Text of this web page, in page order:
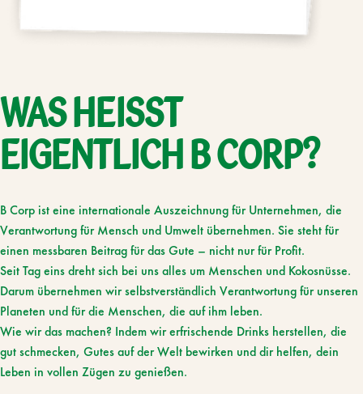
WASHEISST
EIGENTLICHBCORP?
B Corp ist eine internationale Auszeichnung für Unternehmen, die
Verantwortung für Mensch und Umwelt übernehmen. Sie steht für
einen messbaren Beitrag für das Gute – nicht nur für Profit.
Seit Tag eins dreht sich bei uns alles um Menschen und Kokosnüsse.
Darum übernehmen wir selbstverständlich Verantwortung für unseren
Planeten und für die Menschen, die auf ihm leben.
Wie wir das machen? Indem wir erfrischende Drinks herstellen, die
gut schmecken, Gutes auf der Welt bewirken und dir helfen, dein
Leben in vollen Zügen zu genießen.